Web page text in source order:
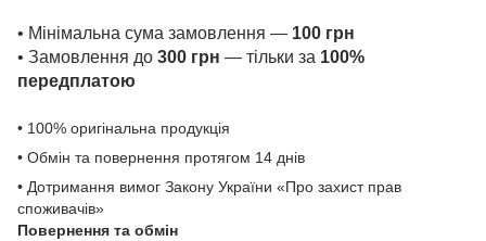
• Мінімальна сума замовлення — 100 грн
• Замовлення до 300 грн — тільки за 100%
передплатою
• 100% оригінальна продукція
• Обмін та повернення протягом 14 днів
• Дотримання вимог Закону України «Про захист прав
споживачів»
Повернення та обмін